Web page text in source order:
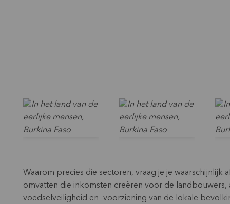
Waarom precies die sectoren, vraag je je
omvatten die inkomsten creëren voor de
voedselveiligheid en -voorziening van de lokale